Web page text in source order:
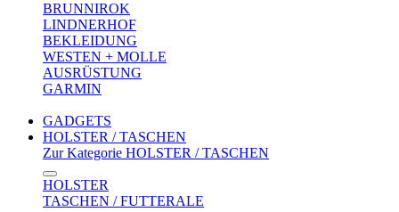
BRUNNIROK
LINDNERHOF
BEKLEIDUNG
WESTEN + MOLLE
AUSRÜSTUNG
GARMIN
GADGETS
HOLSTER / TASCHEN
Zur Kategorie HOLSTER / TASCHEN
HOLSTER
TASCHEN / FUTTERALE